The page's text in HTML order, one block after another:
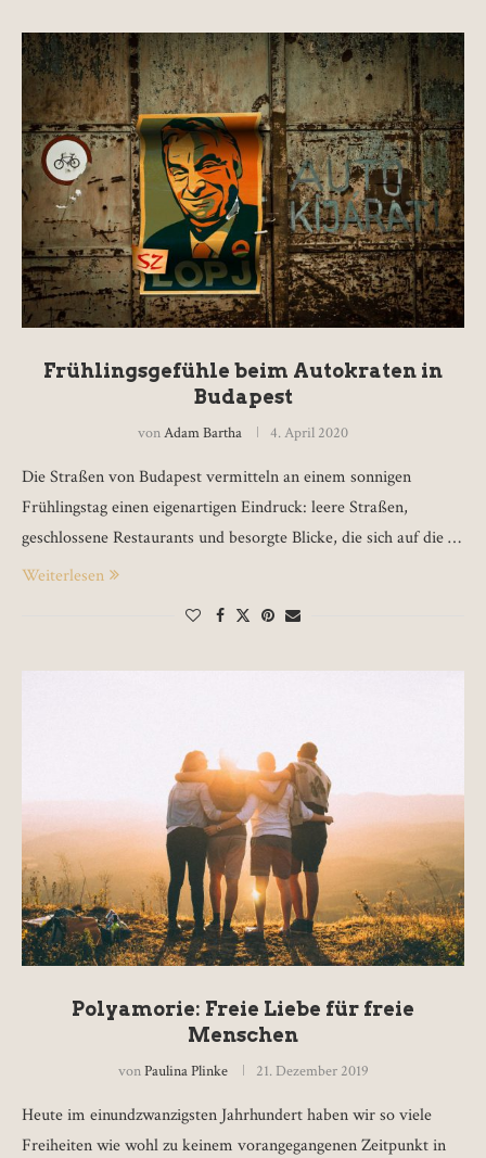
Frühlingsgefühle beim Autokraten in
Budapest
vonAdam Bartha 4. April 2020
Die Straßen von Budapest vermitteln an einem sonnigen
Frühlingstag einen eigenartigen Eindruck: leere Straßen,
geschlossene Restaurants und besorgte Blicke, die sich auf die …
Weiterlesen
Polyamorie: Freie Liebe für freie
Menschen
vonPaulina Plinke 21. Dezember 2019
Heute im einundzwanzigsten Jahrhundert haben wir so viele
Freiheiten wie wohl zu keinem vorangegangenen Zeitpunkt in